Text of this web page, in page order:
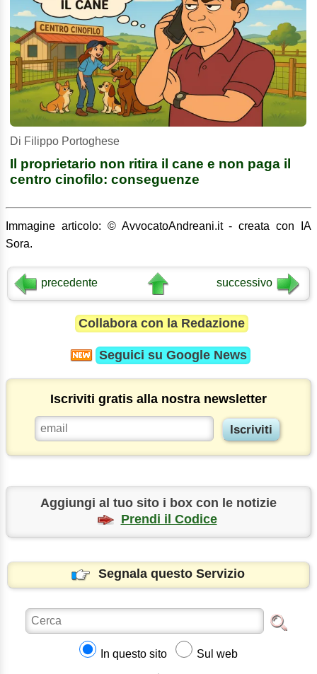
Di Filippo Portoghese
Il proprietario non ritira il cane e non paga il
centro cinofilo: conseguenze
Immagine articolo: © AvvocatoAndreani.it - creata con IA
Sora.
precedente successivo
Collabora con la Redazione
Seguici su Google News
Iscriviti gratis alla nostra newsletter
Aggiungi al tuo sito i box con le notizie
Prendi il Codice
Segnala questo Servizio
In questo sito Sul web